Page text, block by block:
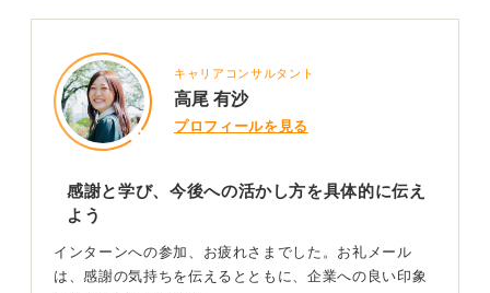
キャリアコンサルタント
高尾 有沙
プロフィールを見る
感謝と学び、今後への活かし方を具体的に伝え
よう
インターンへの参加、お疲れさまでした。お礼メール
は、感謝の気持ちを伝えるとともに、企業への良い印象